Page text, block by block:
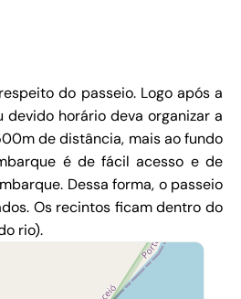
do passeio. Logo após a
horário deva organizar a
de distância, mais ao fundo
é de fácil acesso e de
Dessa forma, o passeio
Os recintos ficam dentro do
rio).